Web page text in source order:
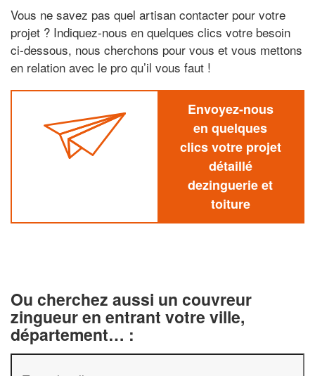
Vous ne savez pas quel artisan contacter pour votre
projet ? Indiquez-nous en quelques clics votre besoin
ci-dessous, nous cherchons pour vous et vous mettons
en relation avec le pro qu’il vous faut !
Envoyez-nous
en quelques
clics votre projet
détaillé
dezinguerie et
toiture
Ou cherchez aussi un couvreur
zingueur en entrant votre ville,
département… :